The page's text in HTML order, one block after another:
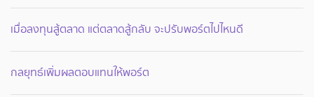
เมื่อลงทุนสู้ตลาด แต่ตลาดสู้กลับ จะปรับพอร์ตไปไหนดี
กลยุทธ์เพิ่มผลตอบแทนให้พอร์ต